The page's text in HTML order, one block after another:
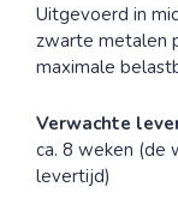
Uitgevoerd in
zwarte metalen
maximale
Verwachte
ca. 8 weken (de
levertijd)